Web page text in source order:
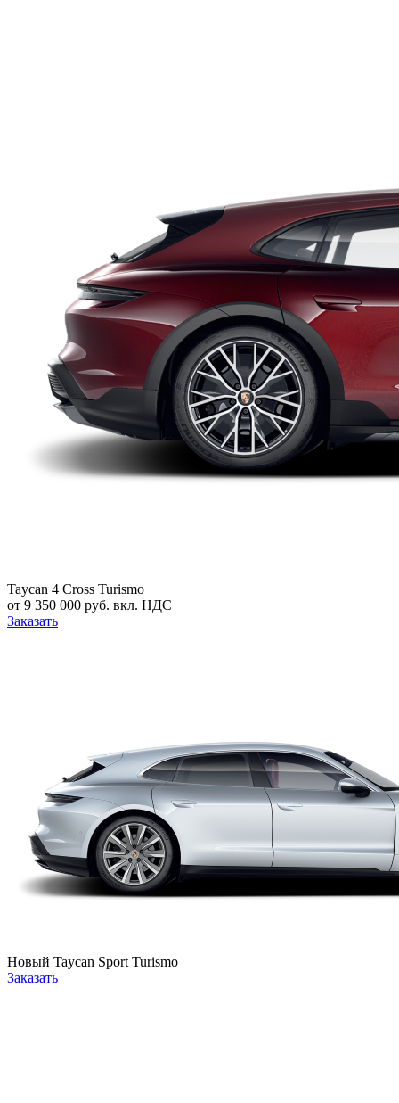
Taycan 4 Cross Turismo
от 9 350 000 руб. вкл. НДС
Заказать
Новый Taycan Sport Turismo
Заказать